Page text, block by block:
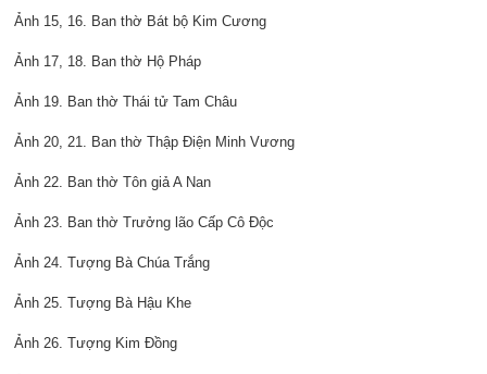
Ảnh 15, 16. Ban thờ Bát bộ Kim Cương
Ảnh 17, 18. Ban thờ Hộ Pháp
Ảnh 19. Ban thờ Thái tử Tam Châu
Ảnh 20, 21. Ban thờ Thập Điện Minh Vương
Ảnh 22. Ban thờ Tôn giả A Nan
Ảnh 23. Ban thờ Trưởng lão Cấp Cô Độc
Ảnh 24. Tượng Bà Chúa Trắng
Ảnh 25. Tượng Bà Hậu Khe
Ảnh 26. Tượng Kim Đồng